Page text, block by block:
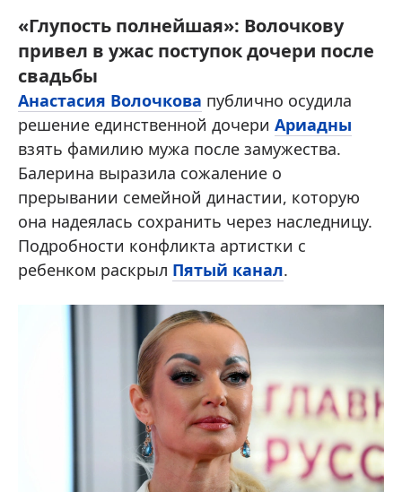
«Глупость полнейшая»: Волочкову
привел в ужас поступок дочери после
свадьбы
Анастасия Волочкова публично осудила
решение единственной дочери Ариадны
взять фамилию мужа после замужества.
Балерина выразила сожаление о
прерывании семейной династии, которую
она надеялась сохранить через наследницу.
Подробности конфликта артистки с
ребенком раскрыл Пятый канал.